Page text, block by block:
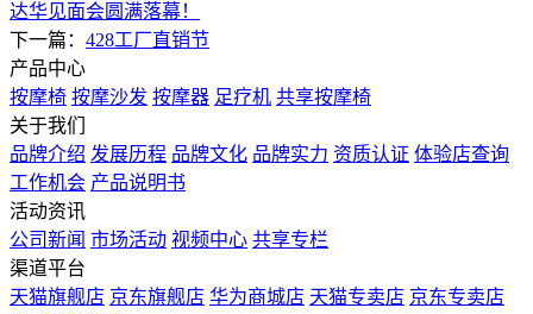
达华见面会圆满落幕！
下一篇： 428工厂直销节
产品中心
按摩椅 按摩沙发 按摩器 足疗机 共享按摩椅
关于我们
品牌介绍 发展历程 品牌文化 品牌实力 资质认证 体验店查询
工作机会 产品说明书
活动资讯
公司新闻 市场活动 视频中心 共享专栏
渠道平台
天猫旗舰店 京东旗舰店 华为商城店 天猫专卖店 京东专卖店